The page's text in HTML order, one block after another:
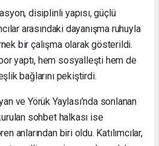
disiplinli yapısı, güçlü
arasındaki dayanışma ruhuyla
bir çalışma olarak gösterildi.
yaptı, hem sosyalleşti hem de
bağlarını pekiştirdi.
ve Yörük Yaylası’nda sonlanan
sohbet halkası ise
anlarından biri oldu. Katılımcılar,